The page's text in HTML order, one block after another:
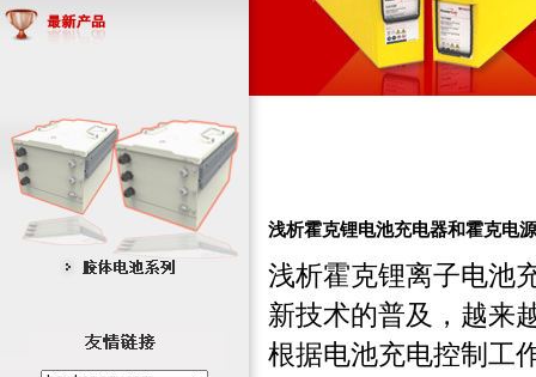
浅析霍克锂电池充电器和霍克电
浅析霍克锂离子电池
新技术的普及，越来
根据电池充电控制工